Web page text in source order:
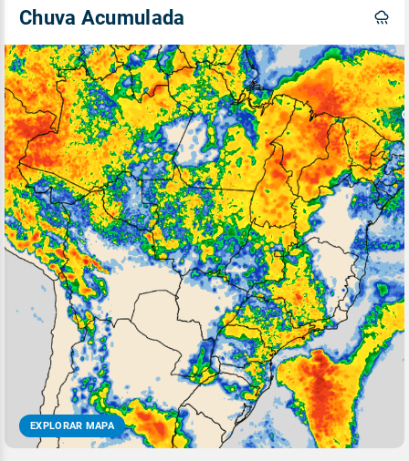
Chuva Acumulada
EXPLORAR MAPA